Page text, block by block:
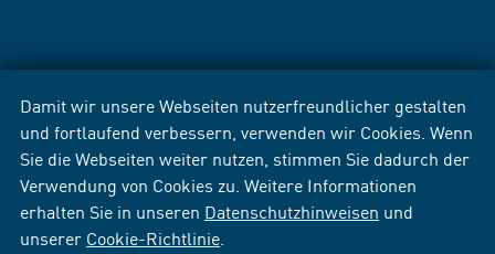
Damit wir unsere Webseiten nutzerfreundlicher gestalten
und fortlaufend verbessern, verwenden wir Cookies. Wenn
Sie die Webseiten weiter nutzen, stimmen Sie dadurch der
Verwendung von Cookies zu. Weitere Informationen
erhalten Sie in unseren Datenschutzhinweisen und
unserer Cookie-Richtlinie